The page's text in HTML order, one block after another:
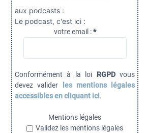
aux podcasts :
Le podcast, c'est ici :
votre email :*
Conformément à la loi RGPDvous
devez valider
les mentions légales
accessibles en cliquant ici.
Mentions légales
Validez les mentions légales